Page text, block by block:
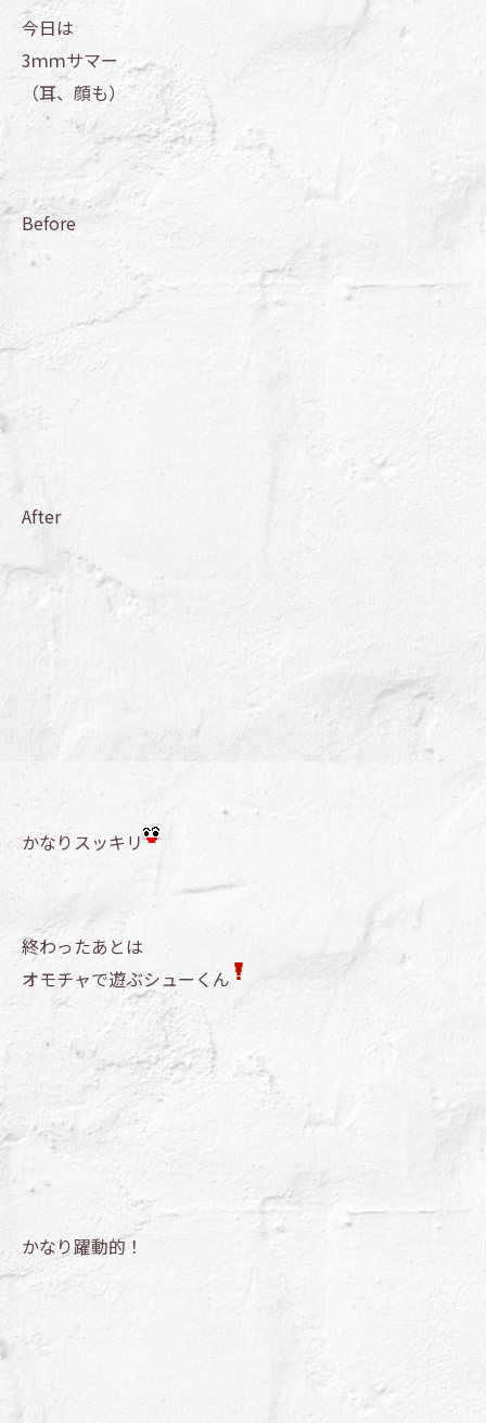
今日は
3ｍｍサマー
（耳、顔も）
Before
After
かなりスッキリ
終わったあとは
オモチャで遊ぶシューくん
かなり躍動的！